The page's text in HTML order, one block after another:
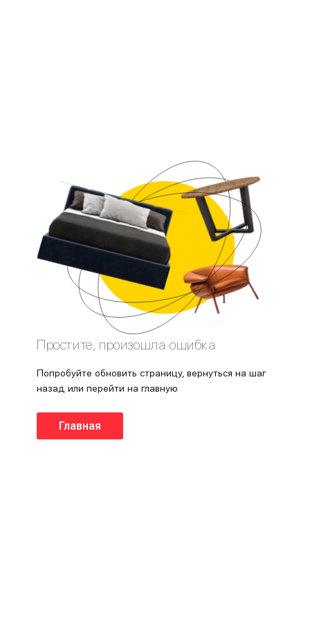
Простите, произошла ошибка
Попробуйте обновить страницу, вернуться на шаг
назад или перейти на главную
Главная